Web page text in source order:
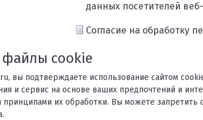
данных посетителей
Согласие на обработку
Карта сайта
им. А. М. Горького.
файлы cookie
вы подтверждаете использование сайтом
и сервис на основе ваших предпочтений и
принципами их обработки. Вы можете запретить